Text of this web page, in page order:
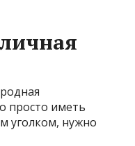
просто иметь
уголком, нужно